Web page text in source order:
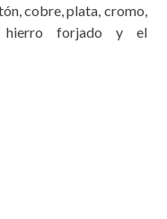
cobre, plata, cromo,
hierro forjado y el